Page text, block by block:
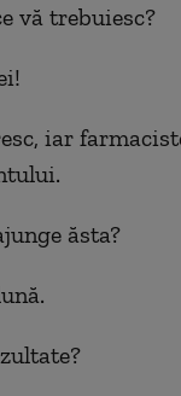
vă trebuiesc?
iar
ăsta?